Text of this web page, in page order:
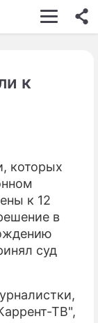
БИЗНЕС
ЖИЗНИ
к
которых
к 12
в
суд
ТВ",